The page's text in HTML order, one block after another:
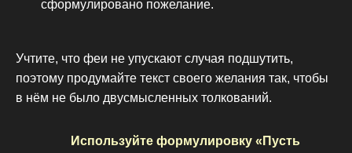
сформулировано пожелание.
Учтите, что феи не упускают случая подшутить,
поэтому продумайте текст своего желания так, чтобы
в нём не было двусмысленных толкований.
Используйте формулировку «Пусть